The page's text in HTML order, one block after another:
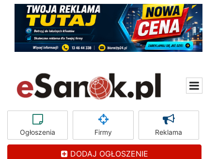
Ogłoszenia Firmy Reklama
DODAJ OGŁOSZENIE